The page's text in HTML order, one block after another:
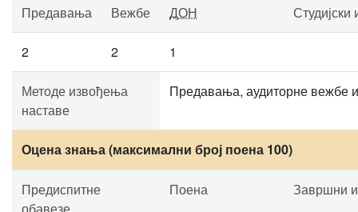
Предавања Вежбе ДОН
2 2 1
Методе извођења
наставе
Предавања, аудиторне вежбе
Оцена знања (максимални број поена 100)
Предиспитне
Поена Завршни